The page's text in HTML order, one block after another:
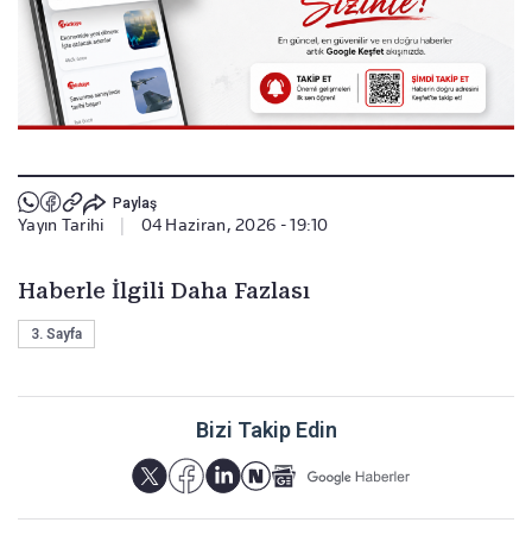
Paylaş
Yayın Tarihi | 04 Haziran, 2026 - 19:10
Haberle İlgili Daha Fazlası
3. Sayfa
Bizi Takip Edin